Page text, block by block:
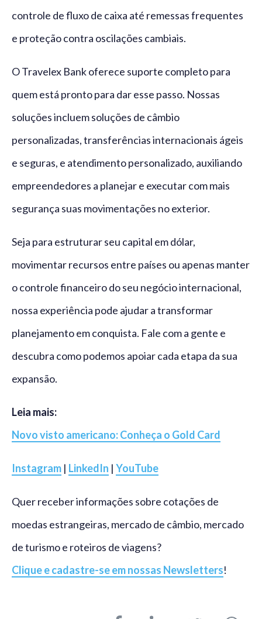
controle de fluxo de caixa até remessas frequentes
e proteção contra oscilações cambiais.
O Travelex Bank oferece suporte completo para
quem está pronto para dar esse passo. Nossas
soluções incluem soluções de câmbio
personalizadas, transferências internacionais ágeis
e seguras, e atendimento personalizado, auxiliando
empreendedores a planejar e executar com mais
segurança suas movimentações no exterior.
Seja para estruturar seu capital em dólar,
movimentar recursos entre países ou apenas manter
o controle financeiro do seu negócio internacional,
nossa experiência pode ajudar a transformar
planejamento em conquista. Fale com a gente e
descubra como podemos apoiar cada etapa da sua
expansão.
Leia mais:
Novo visto americano: Conheça o Gold Card
Instagram | LinkedIn | YouTube
Quer receber informações sobre cotações de
moedas estrangeiras, mercado de câmbio, mercado
de turismo e roteiros de viagens?
Clique e cadastre-se em nossas Newsletters!